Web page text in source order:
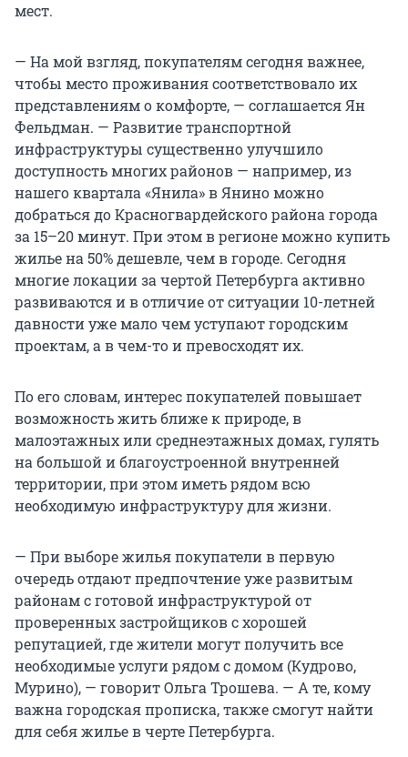
мест.
— На мой взгляд, покупателям сегодня важнее,
чтобы место проживания соответствовало их
представлениям о комфорте, — соглашается Ян
Фельдман. — Развитие транспортной
инфраструктуры существенно улучшило
доступность многих районов — например, из
нашего квартала «Янила» в Янино можно
добраться до Красногвардейского района города
за 15–20 минут. При этом в регионе можно купить
жилье на 50% дешевле, чем в городе. Сегодня
многие локации за чертой Петербурга активно
развиваются и в отличие от ситуации 10-летней
давности уже мало чем уступают городским
проектам, а в чем-то и превосходят их.
По его словам, интерес покупателей повышает
возможность жить ближе к природе, в
малоэтажных или среднеэтажных домах, гулять
на большой и благоустроенной внутренней
территории, при этом иметь рядом всю
необходимую инфраструктуру для жизни.
— При выборе жилья покупатели в первую
очередь отдают предпочтение уже развитым
районам с готовой инфраструктурой от
проверенных застройщиков с хорошей
репутацией, где жители могут получить все
необходимые услуги рядом с домом (Кудрово,
Мурино), — говорит Ольга Трошева. — А те, кому
важна городская прописка, также смогут найти
для себя жилье в черте Петербурга.